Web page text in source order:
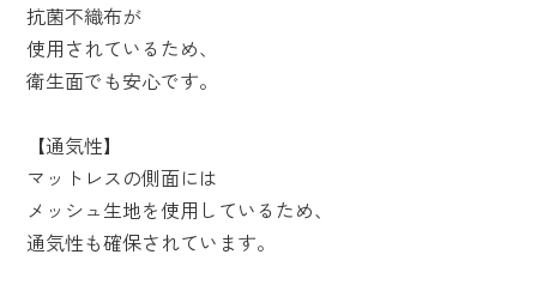
抗菌不織布が
使用されているため、
衛生面でも安心です。
【通気性】
マットレスの側面には
メッシュ生地を使用しているため、
通気性も確保されています。